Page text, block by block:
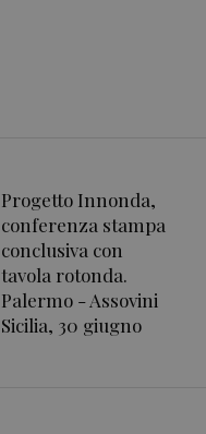
Progetto Innonda,
conferenza stampa
conclusiva con
tavola rotonda.
Palermo - Assovini
Sicilia, 30 giugno